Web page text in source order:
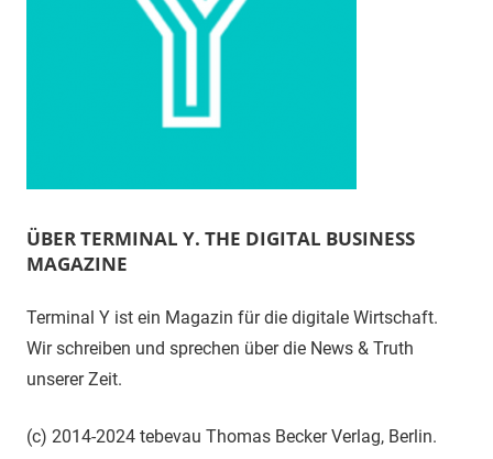
ÜBER TERMINAL Y. THE DIGITAL BUSINESS
MAGAZINE
Terminal Y ist ein Magazin für die digitale Wirtschaft.
Wir schreiben und sprechen über die News & Truth
unserer Zeit.
(c) 2014-2024 tebevau Thomas Becker Verlag, Berlin.